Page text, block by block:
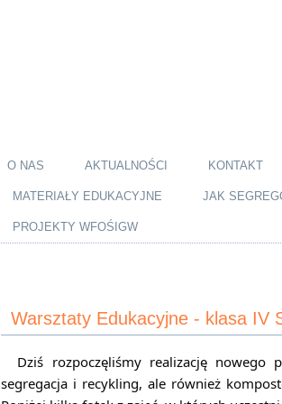
O NAS AKTUALNOŚCI KONTAKT
MATERIAŁY EDUKACYJNE JAK
PROJEKTY WFOŚIGW
Warsztaty Edukacyjne - klasa IV
Dziś rozpoczęliśmy realizację nowego
segregacja i recykling, ale również